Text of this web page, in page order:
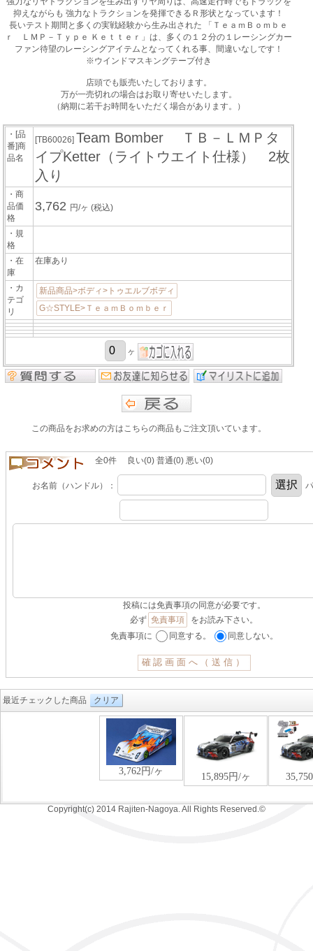
抑えながらも 強力なトラクションを発揮できるＲ形状となっています！
長いテスト期間と多くの実戦経験から生み出された 「ＴｅａｍＢｏｍｂｅ
ｒ ＬＭＰ－Ｔｙｐｅ Ｋｅｔｔｅｒ」は、多くの１２分の１レーシングカー
ファン待望のレーシングアイテムとなってくれる事、間違いなしです！
※ウインドマスキングテープ付き
店頭でも販売いたしております。
万が一売切れの場合はお取り寄せいたします。
（納期に若干お時間をいただく場合があります。）
・[品
番]商
品名
[TB60026] Team Bomber ＴＢ－ＬＭＰタ
イプKetter（ライトウエイト仕様） 2枚
入り
・商
品価
格
3,762 円/ヶ(税込)
・規
格
・在
庫
在庫あり
・カ
テゴ
リ
新品商品>ボディ>トゥエルブボディ
G☆STYLE>ＴｅａｍＢｏｍｂｅｒ
ヶ
この商品をお求めの方はこちらの商品もご注文頂いています。
全0件 良い(0) 普通(0) 悪い(0)
お名前（ハンドル）：
投稿には免責事項の同意が必要です。
必ず 免責事項
をお読み下さい。
免責事項に
同意する。 同意しない。
最近チェックした商品 クリア
Copyright(c) 2014 Rajiten-Nagoya. All Rights Reserved.©